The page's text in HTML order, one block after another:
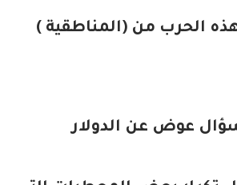
الحرب من (المناطقية )
عوض عن الدولار